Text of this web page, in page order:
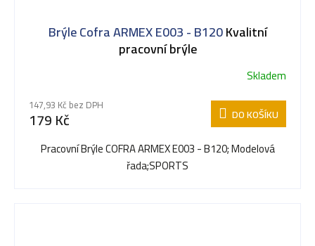
Brýle Cofra ARMEX E003 - B120Kvalitní
pracovní brýle
Skladem
147,93 Kč bez DPH
179 Kč DO KOŠÍKU
Pracovní Brýle COFRA ARMEX E003 - B120; Modelová
řada;SPORTS